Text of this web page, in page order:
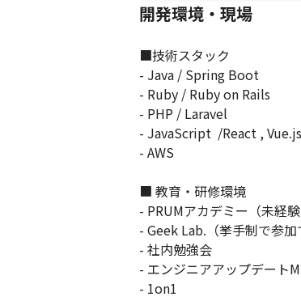
開発環境・現場
■技術スタック
- Java / Spring Boot
- Ruby / Ruby on Rails
- PHP / Laravel
- JavaScript  /React , Vue.js
- AWS
■ 教育・研修環境
- PRUMアカデミー（未経
- Geek Lab.（挙手制で参加
- 社内勉強会
- エンジニアアップデート
- 1on1